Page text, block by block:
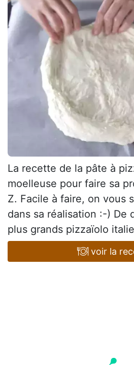
La recette de la pâte à
moelleuse pour faire sa
Z. Facile à faire, on vous
dans sa réalisation :-) De
plus grands pizzaïolo
voir la